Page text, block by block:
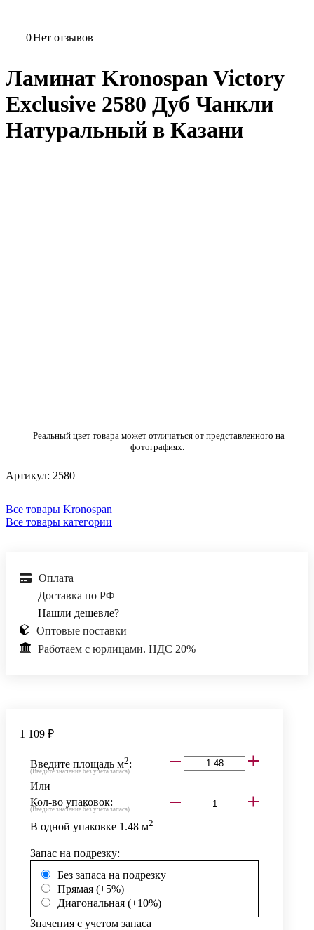
0Нет отзывов
Ламинат Kronospan Victory
Exclusive 2580 Дуб Чанкли
Натуральный в Казани
Реальный цвет товара может отличаться от представленного на
фотографиях.
Артикул: 2580
Все товары Kronospan
Все товары категории
Оплата
Доставка по РФ
Нашли дешевле?
Оптовые поставки
Работаем с юрлицами. НДС 20%
1 109 ₽
Введите площадь м2:
(Введите значение без учета запаса)
Или
Кол-во упаковок:
(Введите значение без учета запаса)
В одной упаковке 1.48 м2
Запас на подрезку:
Без запаса на подрезку
Прямая (+5%)
Диагональная (+10%)
Значения с учетом запаса